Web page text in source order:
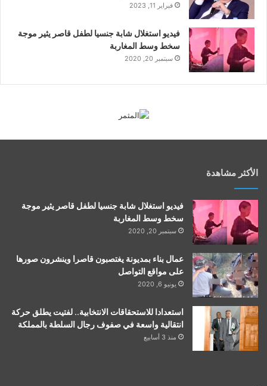
فبراير 11, 2023
فيديو استغلال شابة جنسيا لطفل قاصر يثير موجة
سخط وسط المغاربة
سبتمبر 20, 2020
الأكثر مشاهدة
فيديو استغلال شابة جنسيا لطفل قاصر يثير موجة
سخط وسط المغاربة
سبتمبر 20, 2020
عمال بناء بمديونة يغتصبون قاصرا وينشرون صورها
على مواقع التواصل
يونيو 6, 2020
استعدادا للاستحقاقات الانتخابية.. لفتيت يطلق حركة
انتقالية واسعة في صفوف رجال السلطة بالمملكة
منذ 3 أسابيع